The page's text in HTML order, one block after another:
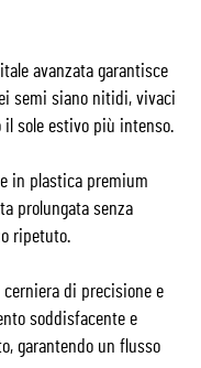
avanzata garantisce
semi siano nitidi, vivaci
sole estivo più intenso.
in plastica premium
prolungata senza
ripetuto.
di precisione e
soddisfacente e
garantendo un flusso